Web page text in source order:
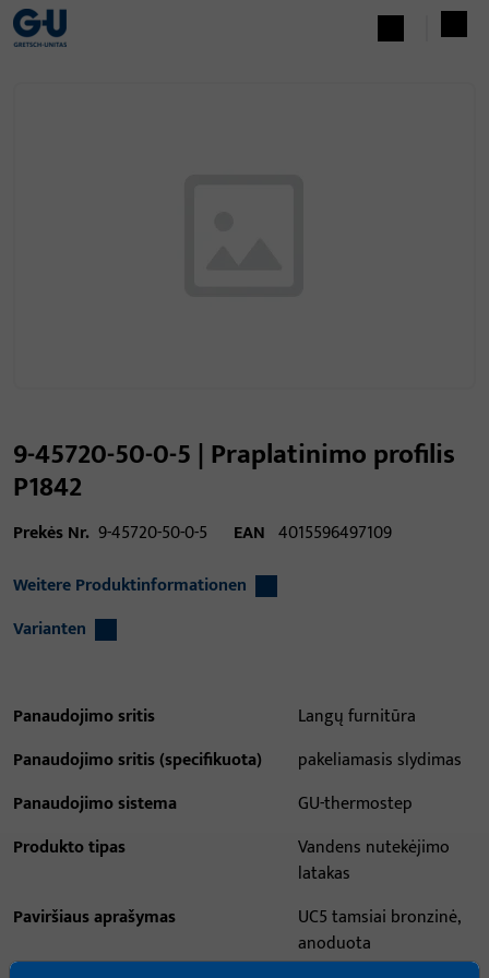
9-45720-50-0-5 | Praplatinimo profilis
P1842
Prekės Nr. 9-45720-50-0-5 EAN 4015596497109
Weitere Produktinformationen
Varianten
Panaudojimo sritis
Langų furnitūra
Panaudojimo sritis (specifikuota)
pakeliamasis slydimas
Panaudojimo sistema
GU-thermostep
Produkto tipas
Vandens nutekėjimo
latakas
Paviršiaus aprašymas
UC5 tamsiai bronzinė,
anoduota